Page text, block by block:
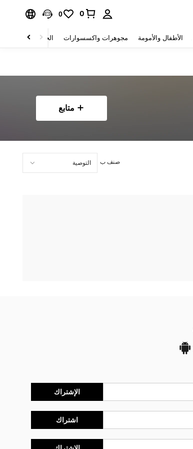
0
0
الأطفال والأمومة مجوهرات واكسسوارات الحقائب والأمتعة
متابع
صنف ب
الإشتراك
اشتراك